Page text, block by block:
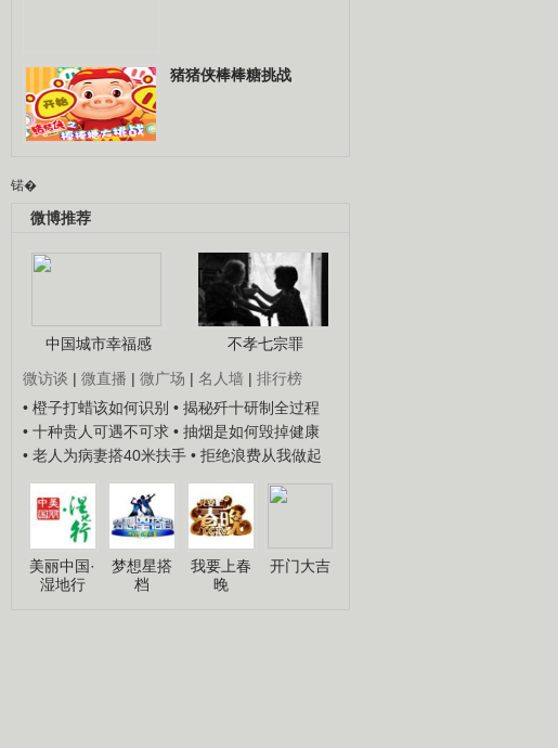
猪猪侠棒棒糖挑战
锘�
微博推荐
中国城市幸福感
不孝七宗罪
微访谈 | 微直播 | 微广场 | 名人墙 | 排行榜
• 橙子打蜡该如何识别 • 揭秘歼十研制全过程
• 十种贵人可遇不可求 • 抽烟是如何毁掉健康
• 老人为病妻搭40米扶手 • 拒绝浪费从我做起
美丽中国·
湿地行
梦想星搭
档
我要上春
晚
开门大吉